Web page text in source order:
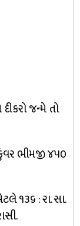
જન્મે તો
ભીમજી ૪૫૦
૧૩૬ : રા. સા.